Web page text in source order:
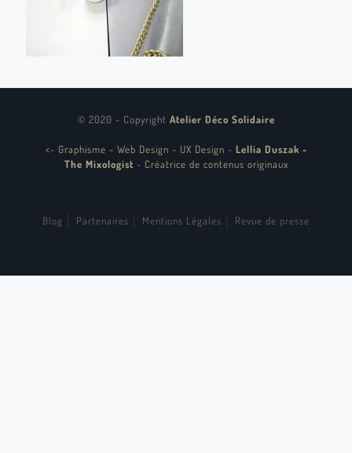
© 2020 - Copyright Atelier Déco Solidaire
<- Graphisme - Web Design - UX Design - Lellia Duszak -
The Mixologist - Créatrice de contenus originaux
Blog Partenaires Mentions Légales Revue de presse